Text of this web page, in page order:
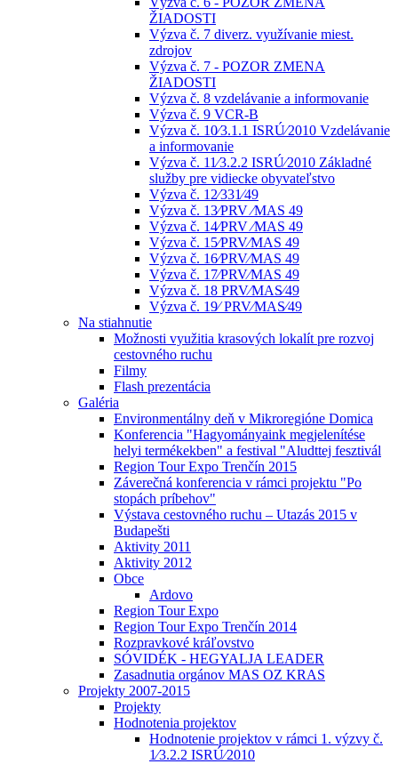
ŽIADOSTI
Výzva č. 7 diverz. využívanie miest.
zdrojov
Výzva č. 7 - POZOR ZMENA
ŽIADOSTI
Výzva č. 8 vzdelávanie a informovanie
Výzva č. 9 VCR-B
Výzva č. 10⁄3.1.1 ISRÚ⁄2010 Vzdelávanie
a informovanie
Výzva č. 11⁄3.2.2 ISRÚ⁄2010 Základné
služby pre vidiecke obyvateľstvo
Výzva č. 12⁄331⁄49
Výzva č. 13⁄PRV ⁄MAS 49
Výzva č. 14⁄PRV ⁄MAS 49
Výzva č. 15⁄PRV⁄MAS 49
Výzva č. 16⁄PRV⁄MAS 49
Výzva č. 17⁄PRV⁄MAS 49
Výzva č. 18 PRV⁄MAS⁄49
Výzva č. 19⁄ PRV⁄MAS⁄49
Na stiahnutie
Možnosti využitia krasových lokalít pre rozvoj
cestovného ruchu
Filmy
Flash prezentácia
Galéria
Environmentálny deň v Mikroregióne Domica
Konferencia "Hagyományaink megjelenítése
helyi termékekben" a festival "Aludttej fesztivál
Region Tour Expo Trenčín 2015
Záverečná konferencia v rámci projektu "Po
stopách príbehov"
Výstava cestovného ruchu – Utazás 2015 v
Budapešti
Aktivity 2011
Aktivity 2012
Obce
Ardovo
Region Tour Expo
Region Tour Expo Trenčín 2014
Rozpravkové kráľovstvo
SÓVIDÉK - HEGYALJA LEADER
Zasadnutia orgánov MAS OZ KRAS
Projekty 2007-2015
Projekty
Hodnotenia projektov
Hodnotenie projektov v rámci 1. výzvy č.
1⁄3.2.2 ISRÚ⁄2010